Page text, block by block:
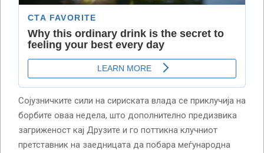
Сојузничките сили на сириската влада се приклучија на
борбите оваа недела, што дополнително предизвика
загриженост кај Друзите и го поттикна клучниот
претставник на заедницата да побара меѓународна